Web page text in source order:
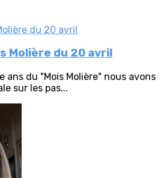
Molière du 20 avril
ans du "Mois Molière" nous avons
sur les pas...